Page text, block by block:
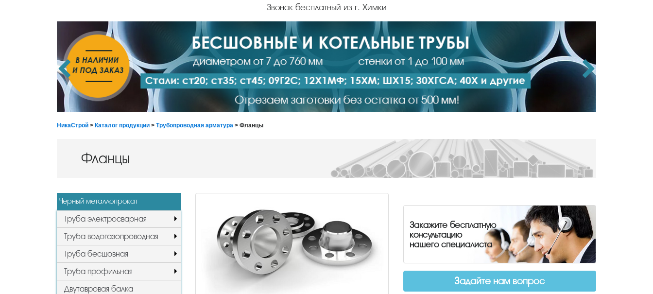
Звонок бесплатный из г. Химки
НикаСтрой > Каталог продукции > Трубопроводная арматура > Фланцы
Фланцы
Черный металлопрокат
Труба электросварная
Труба водогазопроводная
Труба бесшовная
Труба профильная
Двутавровая балка
Закажите бесплатную
консультацию
нашего специалиста
Задайте нам вопрос